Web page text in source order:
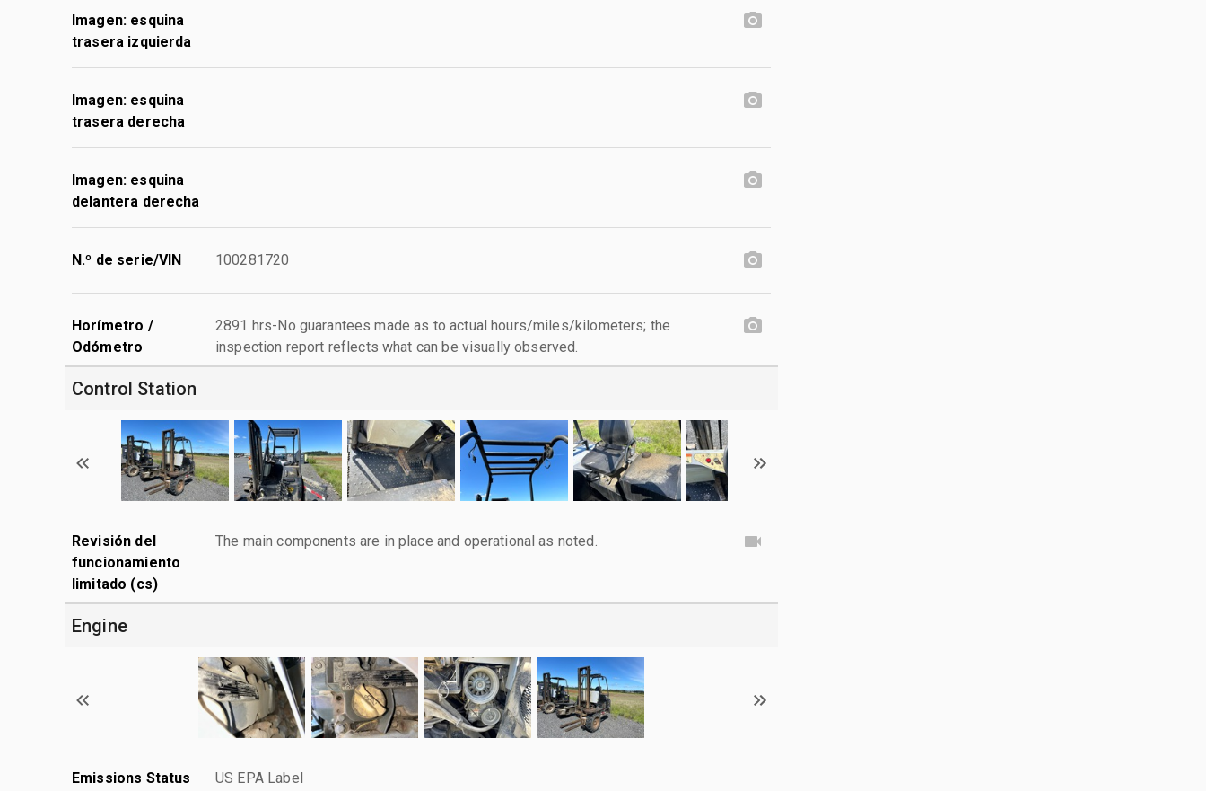
Imagen: esquina
trasera izquierda
Imagen: esquina
trasera derecha
Imagen: esquina
delantera derecha
N.º de serie/VIN 100281720
Horímetro /
Odómetro
2891 hrs-No guarantees made as to actual hours/miles/kilometers; the
inspection report reflects what can be visually observed.
Control Station
Revisión del
funcionamiento
limitado (cs)
The main components are in place and operational as noted.
Engine
Emissions Status US EPA Label